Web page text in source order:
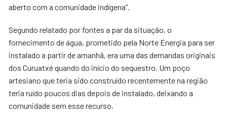
aberto com a comunidade indígena”.
Segundo relatado por fontes a par da situação, o
fornecimento de água, prometido pela Norte Energia para ser
instalado a partir de amanhã, era uma das demandas originais
dos Curuatxé quando do início do sequestro. Um poço
artesiano que teria sido construído recentemente na região
teria ruído poucos dias depois de instalado, deixando a
comunidade sem esse recurso.